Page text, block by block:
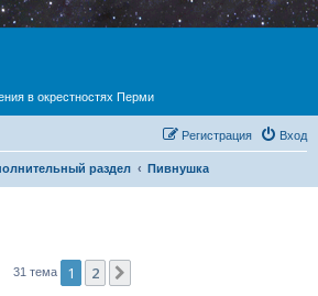
в окрестностях Перми
Вход
Регистрация
раздел Пивнушка
31 тема 1 2